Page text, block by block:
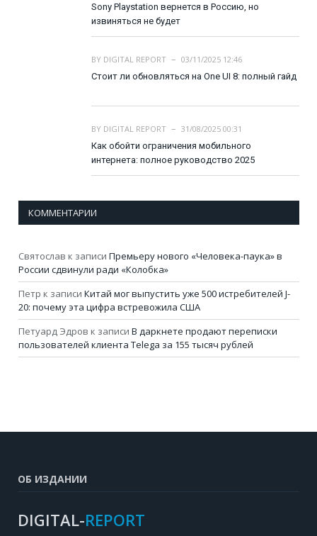
Sony Playstation вернется в Россию, но
извиняться не будет
BY DIGITAL REPORT
03/11/2025 12:46
Стоит ли обновляться на One UI 8: полный гайд
BY DIGITAL REPORT
31/08/2025 00:31
Как обойти ограничения мобильного
интернета: полное руководство 2025
КОММЕНТАРИИ
Святослав к записи Премьеру нового «Человека-паука» в
России сдвинули ради «Колобка»
Петр к записи Китай мог выпустить уже 500 истребителей J-
20: почему эта цифра встревожила США
Петуард Эдров к записи В даркнете продают переписки
пользователей клиента Telega за 155 тысяч рублей
ОБ ИЗДАНИИ
DIGITAL-REPORT